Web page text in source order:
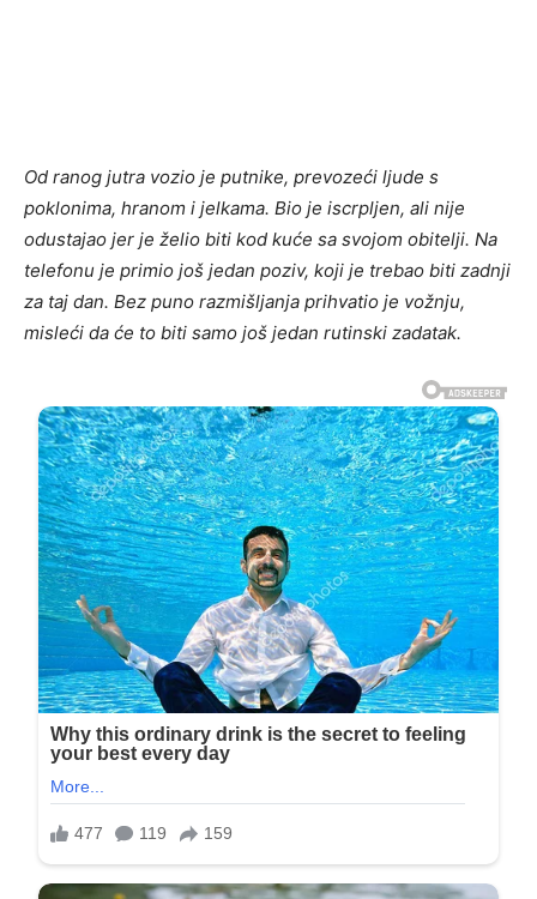
Od ranog jutra vozio je putnike, prevozeći ljude s
poklonima, hranom i jelkama. Bio je iscrpljen, ali nije
odustajao jer je želio biti kod kuće sa svojom obitelji. Na
telefonu je primio još jedan poziv, koji je trebao biti zadnji
za taj dan. Bez puno razmišljanja prihvatio je vožnju,
misleći da će to biti samo još jedan rutinski zadatak.